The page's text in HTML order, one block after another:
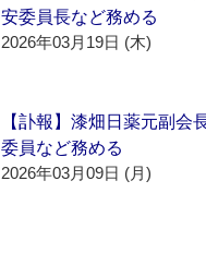
安委員長など務める
2026年03月19日 (木)
【訃報】漆畑日薬元副会
委員など務める
2026年03月09日 (月)